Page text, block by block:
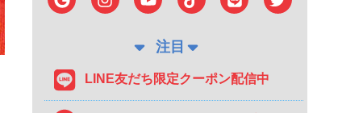
注目
LINE友だち限定クーポン配信中